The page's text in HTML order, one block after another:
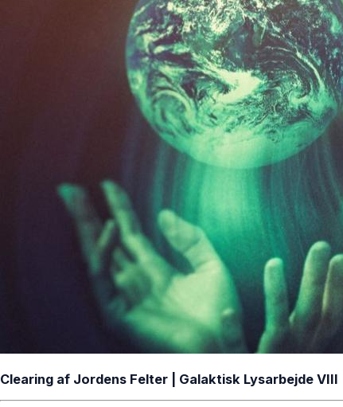
Clearing af Jordens Felter | Galaktisk Lysarbejde VIII